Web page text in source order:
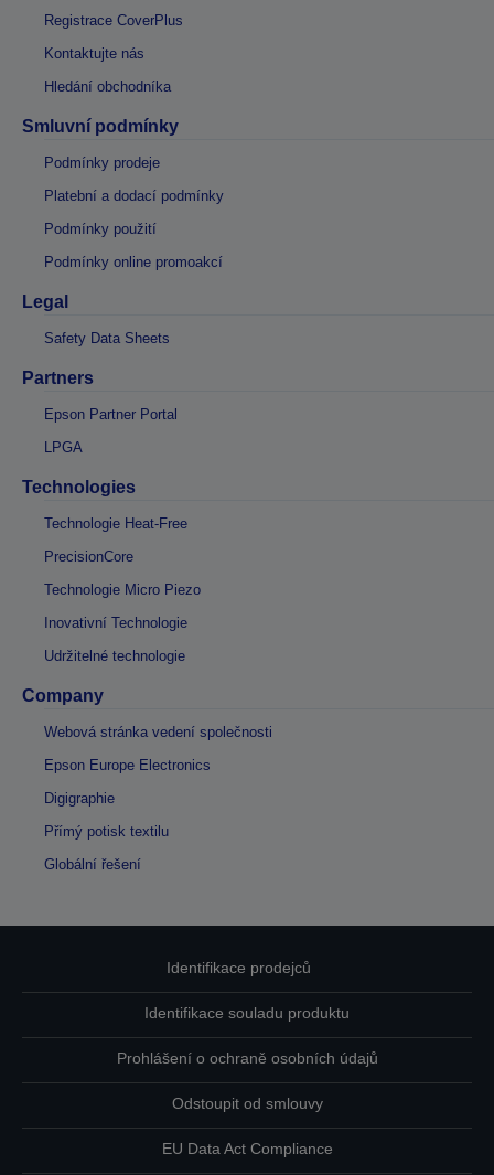
Registrace CoverPlus
Kontaktujte nás
Hledání obchodníka
Smluvní podmínky
Podmínky prodeje
Platební a dodací podmínky
Podmínky použití
Podmínky online promoakcí
Legal
Safety Data Sheets
Partners
Epson Partner Portal
LPGA
Technologies
Technologie Heat-Free
PrecisionCore
Technologie Micro Piezo
Inovativní Technologie
Udržitelné technologie
Company
Webová stránka vedení společnosti
Epson Europe Electronics
Digigraphie
Přímý potisk textilu
Globální řešení
Identifikace prodejců
Identifikace souladu produktu
Prohlášení o ochraně osobních údajů
Odstoupit od smlouvy
EU Data Act Compliance